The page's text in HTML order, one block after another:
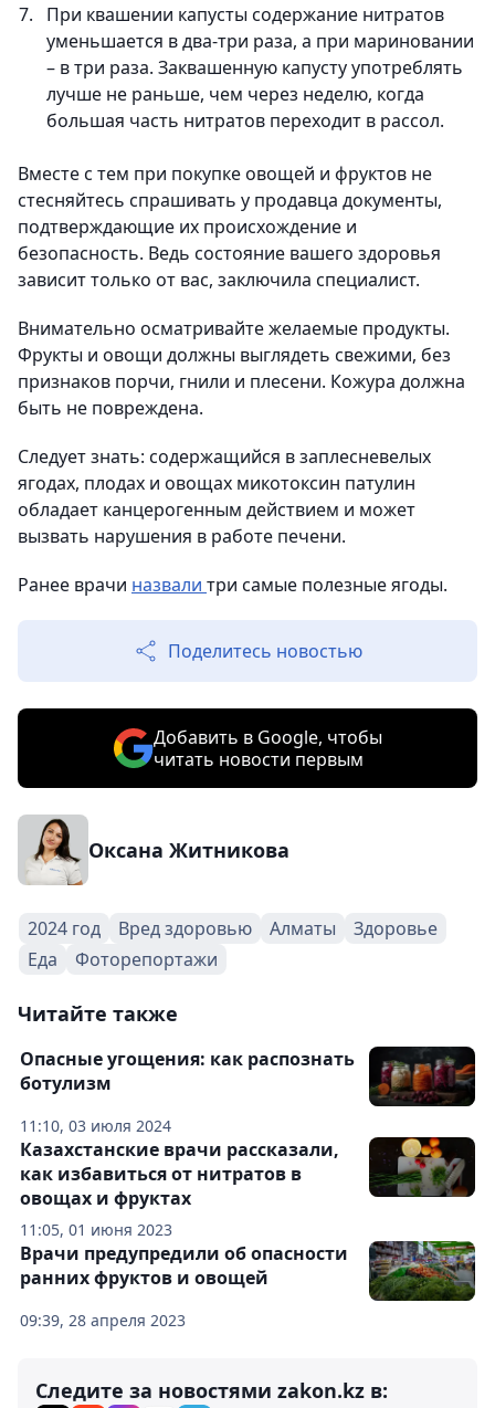
При квашении капусты содержание нитратов
уменьшается в два-три раза, а при мариновании
– в три раза. Заквашенную капусту употреблять
лучше не раньше, чем через неделю, когда
большая часть нитратов переходит в рассол.
Вместе с тем при покупке овощей и фруктов не
стесняйтесь спрашивать у продавца документы,
подтверждающие их происхождение и
безопасность. Ведь состояние вашего здоровья
зависит только от вас, заключила специалист.
Внимательно осматривайте желаемые продукты.
Фрукты и овощи должны выглядеть свежими, без
признаков порчи, гнили и плесени. Кожура должна
быть не повреждена.
Следует знать: содержащийся в заплесневелых
ягодах, плодах и овощах микотоксин патулин
обладает канцерогенным действием и может
вызвать нарушения в работе печени.
Ранее врачи назвали три самые полезные ягоды.
Поделитесь новостью
Добавить в Google, чтобы
читать новости первым
Оксана Житникова
2024 год Вред здоровью Алматы
Здоровье
Еда
Фоторепортажи
Читайте также
11:10, 03 июля 2024
Опасные угощения: как распознать
ботулизм
11:05, 01 июня 2023
Казахстанские врачи рассказали,
как избавиться от нитратов в
овощах и фруктах
09:39, 28 апреля 2023
Врачи предупредили об опасности
ранних фруктов и овощей
Следите за новостями zakon.kz в: